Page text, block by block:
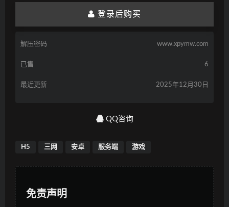
登录后购买
解压密码 www.xpymw.com
已售 6
最近更新 2025年12月30日
QQ咨询
H5 三网 安卓 服务端 游戏
免责声明